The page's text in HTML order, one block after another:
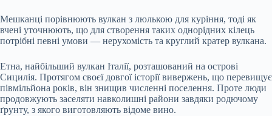
Мешканці порівнюють вулкан з люлькою для куріння, тоді як
вчені уточнюють, що для створення таких однорідних кілець
потрібні певні умови — нерухомість та круглий кратер вулкана.
Етна, найбільший вулкан Італії, розташований на острові
Сицилія. Протягом своєї довгої історії вивержень, що перевищує
півмільйона років, він знищив численні поселення. Проте люди
продовжують заселяти навколишні райони завдяки родючому
ґрунту, з якого виготовляють відоме вино.